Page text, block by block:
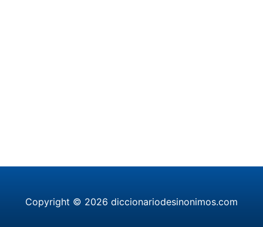
Copyright © 2026 diccionariodesinonimos.com